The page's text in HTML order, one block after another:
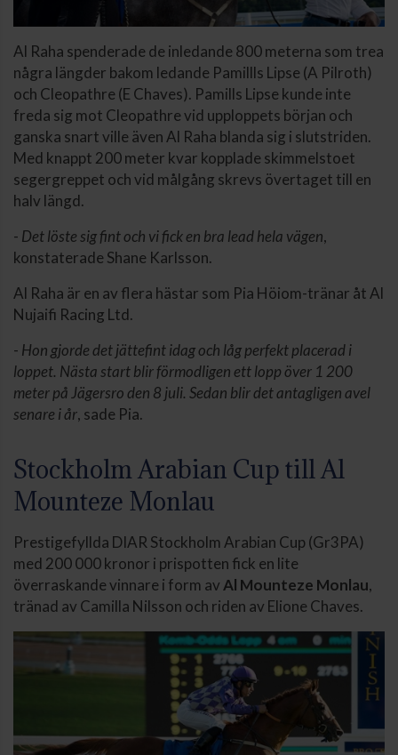
Al Raha spenderade de inledande 800 meterna som trea
några längder bakom ledande Pamillls Lipse (A Pilroth)
och Cleopathre (E Chaves). Pamills Lipse kunde inte
freda sig mot Cleopathre vid upploppets början och
ganska snart ville även Al Raha blanda sig i slutstriden.
Med knappt 200 meter kvar kopplade skimmelstoet
segergreppet och vid målgång skrevs övertaget till en
halv längd.
- Det löste sig fint och vi fick en bra lead hela vägen,
konstaterade Shane Karlsson.
Al Raha är en av flera hästar som Pia Höiom-tränar åt Al
Nujaifi Racing Ltd.
- Hon gjorde det jättefint idag och låg perfekt placerad i
loppet. Nästa start blir förmodligen ett lopp över 1 200
meter på Jägersro den 8 juli. Sedan blir det antagligen avel
senare i år, sade Pia.
Stockholm Arabian Cup till Al
Mounteze Monlau
Prestigefyllda DIAR Stockholm Arabian Cup (Gr3PA)
med 200 000 kronor i prispotten fick en lite
överraskande vinnare i form av Al Mounteze Monlau,
tränad av Camilla Nilsson och riden av Elione Chaves.